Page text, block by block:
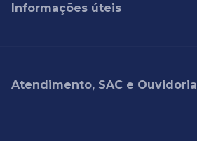
Informações úteis
Atendimento, SAC e Ouvidoria